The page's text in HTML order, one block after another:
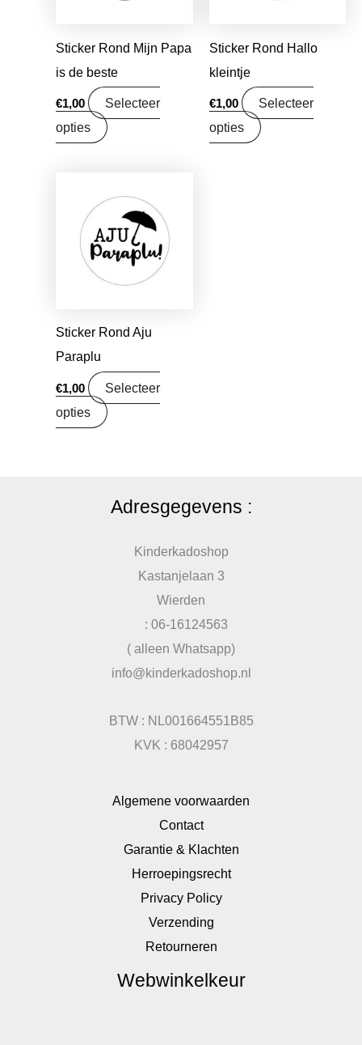
Sticker Rond Mijn Papa
is de beste
€1,00
Selecteer
opties
Sticker Rond Hallo
kleintje
€1,00
Selecteer
opties
Sticker Rond Aju
Paraplu
€1,00
Selecteer
opties
Adresgegevens :
Kinderkadoshop
Kastanjelaan 3
Wierden
: 06-16124563
( alleen Whatsapp)
info@kinderkadoshop.nl
BTW : NL001664551B85
KVK : 68042957
Algemene voorwaarden
Contact
Garantie & Klachten
Herroepingsrecht
Privacy Policy
Verzending
Retourneren
Webwinkelkeur